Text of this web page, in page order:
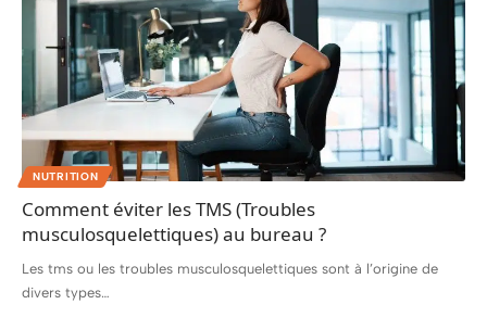
NUTRITION
Comment éviter les TMS (Troubles
musculosquelettiques) au bureau ?
Les tms ou les troubles musculosquelettiques sont à l’origine de
divers types…